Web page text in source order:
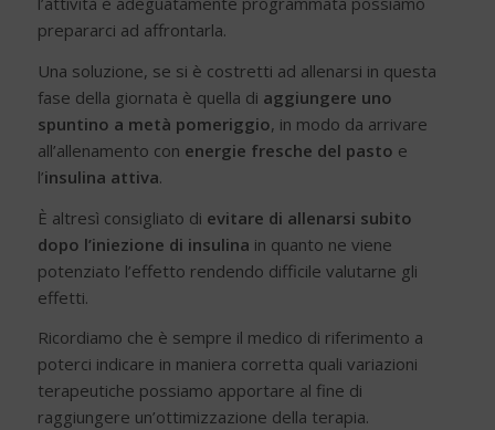
prepararci ad affrontarla.
Una soluzione, se si è costretti ad allenarsi in questa
fase della giornata è quella di aggiungere uno
spuntino a metà pomeriggio, in modo da arrivare
all’allenamento con energie fresche del pasto e
l’insulina attiva.
È altresì consigliato di evitare di allenarsi subito
dopo l’iniezione di insulina in quanto ne viene
potenziato l’effetto rendendo difficile valutarne gli
effetti.
Ricordiamo che è sempre il medico di riferimento a
poterci indicare in maniera corretta quali variazioni
terapeutiche possiamo apportare al fine di
raggiungere un’ottimizzazione della terapia.